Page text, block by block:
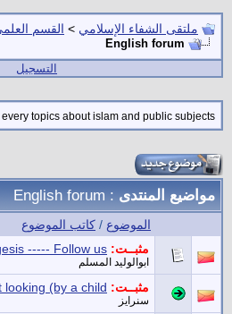
ملتقى الشفاء الإسلامي > القسم
English forum
التسجيل
every topics about islam and public subjects ... كل ما يختص بالموضوعات الاسلاميه والعامه
مواضيع المنتدى: English forum
الموضوع / كاتب الموضوع
مثبــت: ----- Follow us
ابوالوليد المسلم
مثبــت: looking (by a child
سنرايز